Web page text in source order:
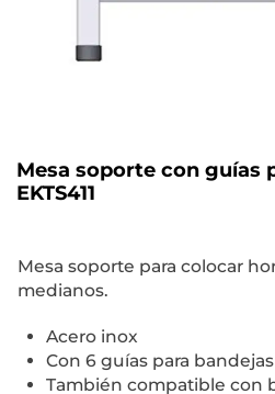
Mesa soporte con guías
EKTS411
Mesa soporte para colocar
medianos.
Acero inox
Con 6 guías para
También compatible con